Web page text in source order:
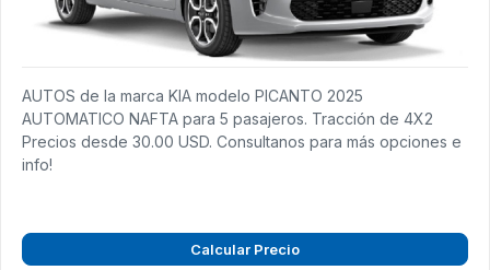
AUTOS de la marca KIA modelo PICANTO 2025
AUTOMATICO NAFTA para 5 pasajeros. Tracción de 4X2
Precios desde 30.00 USD. Consultanos para más opciones e
info!
Calcular Precio